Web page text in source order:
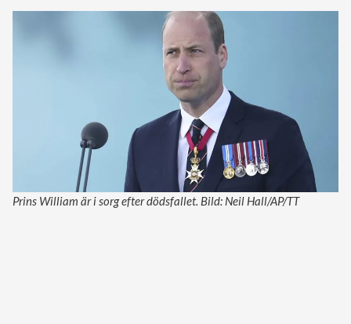
Prins William är i sorg efter dödsfallet. Bild: Neil Hall/AP/TT